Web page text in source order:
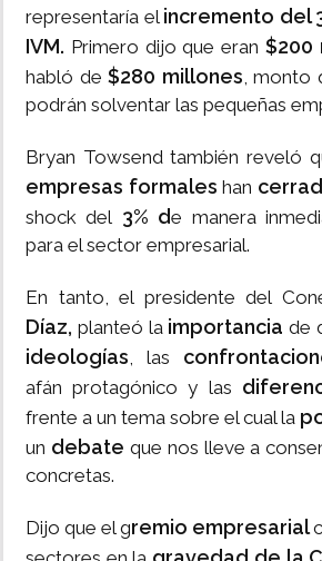
representaría el incremento del
IVM. Primero dijo que eran $200
habló de $280 millones, monto
podrán solventar las pequeñas
Bryan Towsend también reveló
empresas formaleshan
shock del 3% de manera
para el sector empresarial.
En tanto, el presidente del
Díaz, planteó la importanciade
ideologías, las
afán protagónico y las
frente a un tema sobre el cual la
un debate que nos lleve a
concretas.
Dijo que el gremio empresarial